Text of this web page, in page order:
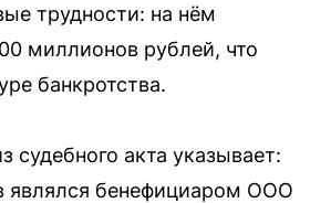
трудности: на нём
миллионов рублей, что
банкротства.
судебного акта указывает:
являлся бенефициаром ООО